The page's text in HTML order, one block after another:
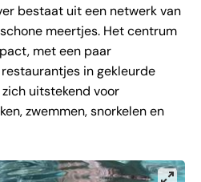
bestaat uit een netwerk van
meertjes. Het centrum
met een paar
in gekleurde
uitstekend voor
zwemmen, snorkelen en